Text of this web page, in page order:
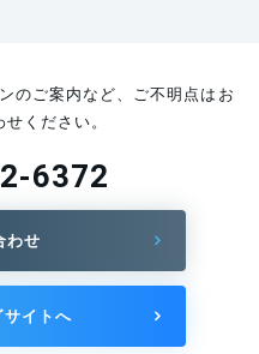
のご案内など、ご不明点はお
ください。
6372
わせ
サイトへ